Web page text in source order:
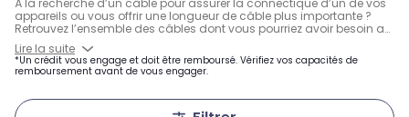
À la recherche d’un câble pour assurer la connectique d’un de vos
appareils ou vous offrir une longueur de câble plus importante ?
Retrouvez l’ensemble des câbles dont vous pourriez avoir besoin au
quotidien : câble HDMI pour brancher à votre écran TV ou
d’ordinateur, câble USB, câble iPhone, câble audio, câble
imprimante, câble coaxial, câble antenne TV, etc. Cette rubrique met
également à votre disposition de nombreux types d'adaptateur
Lire la suite
*Un crédit vous engage et doit être remboursé. Vérifiez vos capacités de
remboursement avant de vous engager.